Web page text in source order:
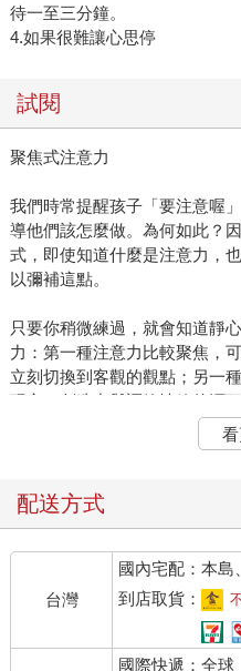
待一至三分鐘。
4.如果很難讓心思停
試閱
聚焦式注意力
我們時常提醒孩子「要注意喔
導他們該怎麼做。為何如此？
式，即使知道什麼是注意力，
以彌補這點。
只要你稍微練過，就會知道靜
力：第一種注意力比較聚焦，
立刻切換到客觀的觀點；另一
玩心、創造力與調節情緒的源頭
我借用奧蘭茲基《正念臨床手
照亮。在靜修圈，這個對象被
個定點，排除其他一切的遊戲
是一樣東西（一朵花）或是一
廣泛式注意力就如廣泛、具包
變化。運用廣泛式注意力的遊
配送方式
台灣
國內宅配：本島
到店取貨：
國際快遞：全球